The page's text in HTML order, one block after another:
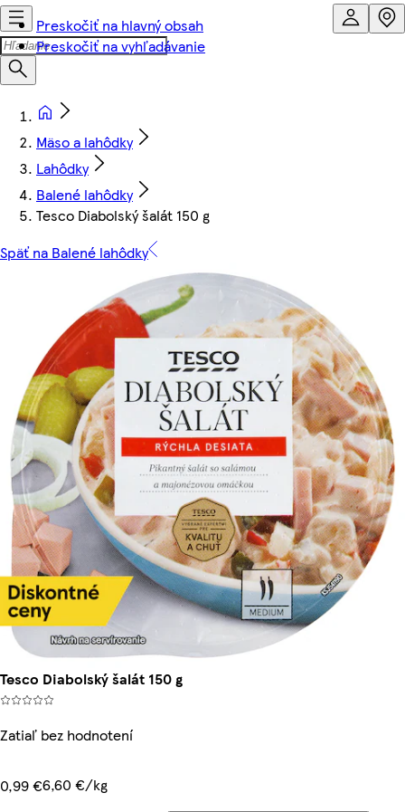
Preskočiť na hlavný obsah
Preskočiť na vyhľadávanie
Mäso a lahôdky
Lahôdky
Balené lahôdky
Tesco Diabolský šalát 150 g
Späť na Balené lahôdky
Tesco Diabolský šalát 150 g
Zatiaľ bez hodnotení
0,99 €6,60 €/kg